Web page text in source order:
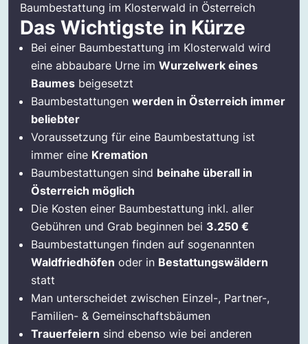
Wie funktioniert eine Baumbestattung?
Wie sucht man sich seinen "Bestattungsbaum"
im Klosterwald aus?
Darum sollten Sie sich für eine
Baumbestattung im Klosterwald
entscheiden
So läuft eine Baumbestattung ab
Das sind die Kosten einer Baumbestattung
im Klosterwald
Alle Klosterwälder im Überblick
Häufig gestellte Fragen zur
Baumbestattung im Klosterwald
Das sagen unsere Kunden
Baumbestattung im Klosterwald in Österreich
Das Wichtigste in Kürze
Bei einer Baumbestattung im Klosterwald wird
eine abbaubare Urne im Wurzelwerk eines
Baumes beigesetzt
Baumbestattungen werden in Österreich immer
beliebter
Voraussetzung für eine Baumbestattung ist
immer eine Kremation
Baumbestattungen sind beinahe überall in
Österreich möglich
Die Kosten einer Baumbestattung inkl. aller
Gebühren und Grab beginnen bei 3.250 €
Baumbestattungen finden auf sogenannten
Waldfriedhöfen oder in Bestattungswäldern
statt
Man unterscheidet zwischen Einzel-, Partner-,
Familien- & Gemeinschaftsbäumen
Trauerfeiern sind ebenso wie bei anderen